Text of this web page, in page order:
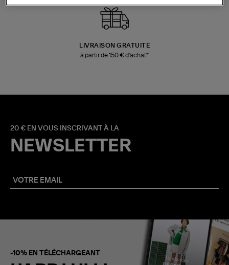
LIVRAISON GRATUITE
à partir de 150 € d'achat*
20 € EN VOUS INSCRIVANT À LA
NEWSLETTER
-10% EN TÉLÉCHARGEANT